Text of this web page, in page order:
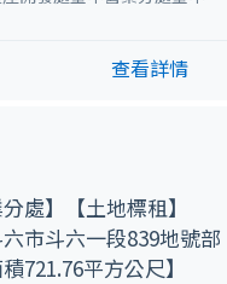
查看詳情
分處】【土地標租】
六市斗六一段839地號部
721.76平方公尺】